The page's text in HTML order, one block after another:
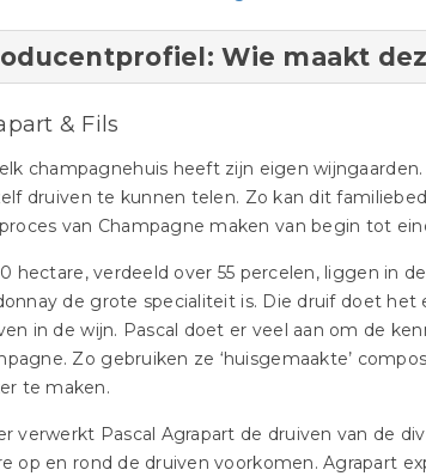
Wie maakt
& Fils
champagnehuis heeft zijn eigen
druiven te kunnen telen. Zo kan dit
van Champagne maken van begin tot
hectare, verdeeld over 55 percelen, liggen in
de grote specialiteit is. Die druif doet
in de wijn. Pascal doet er veel aan om de
Zo gebruiken ze ‘huisgemaakte’
te maken.
verwerkt Pascal Agrapart de druiven van de
op en rond de druiven voorkomen. Agrapart